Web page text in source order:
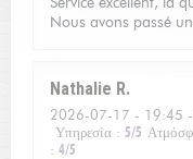
Nous avons passé
Nathalie R
2026-07-17 - 19:45 -
Υπηρεσία : 5/5
: 4/5